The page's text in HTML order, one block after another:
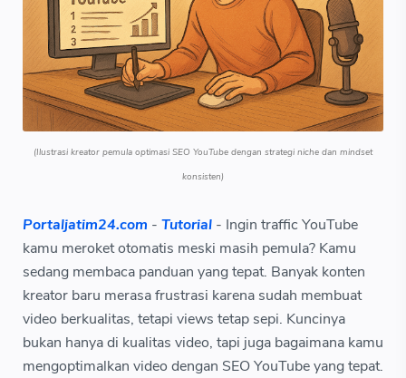
(Ilustrasi kreator pemula optimasi SEO YouTube dengan strategi niche dan mindset
konsisten)
Portaljatim24.com - Tutorial - Ingin traffic YouTube
kamu meroket otomatis meski masih pemula? Kamu
sedang membaca panduan yang tepat. Banyak konten
kreator baru merasa frustrasi karena sudah membuat
video berkualitas, tetapi views tetap sepi. Kuncinya
bukan hanya di kualitas video, tapi juga bagaimana kamu
mengoptimalkan video dengan SEO YouTube yang tepat.